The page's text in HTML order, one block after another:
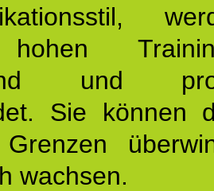
und
Sie können
wachsen.